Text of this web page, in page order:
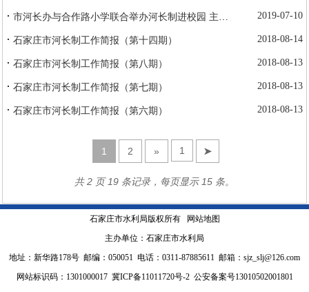
· 市河长办与合作路小学联合举办河长制进校园 主题宣传活动 2019-07-10
· 石家庄市河长制工作简报（第十四期） 2018-08-14
· 石家庄市河长制工作简报（第八期） 2018-08-13
· 石家庄市河长制工作简报（第七期） 2018-08-13
· 石家庄市河长制工作简报（第六期） 2018-08-13
1 2 » ➤
共 2 页 19 条记录，每页显示 15 条。
石家庄市水利局版权所有
网站地图
主办单位：石家庄市水利局
地址：新华路178号 邮编：050051 电话：0311-87885611 邮箱：sjz_slj@126.com
网站标识码：1301000017 冀ICP备11011720号-2公安备案号13010502001801